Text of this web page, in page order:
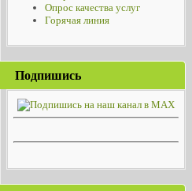
Опрос качества услуг
Горячая линия
Подпишись